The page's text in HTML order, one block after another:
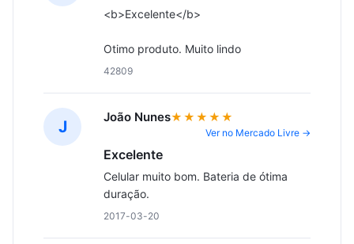
<b>Excelente</b>
Otimo produto. Muito lindo
42809
J João Nunes★★★★★
Ver no Mercado Livre →
Excelente
Celular muito bom. Bateria de ótima
duração.
2017-03-20